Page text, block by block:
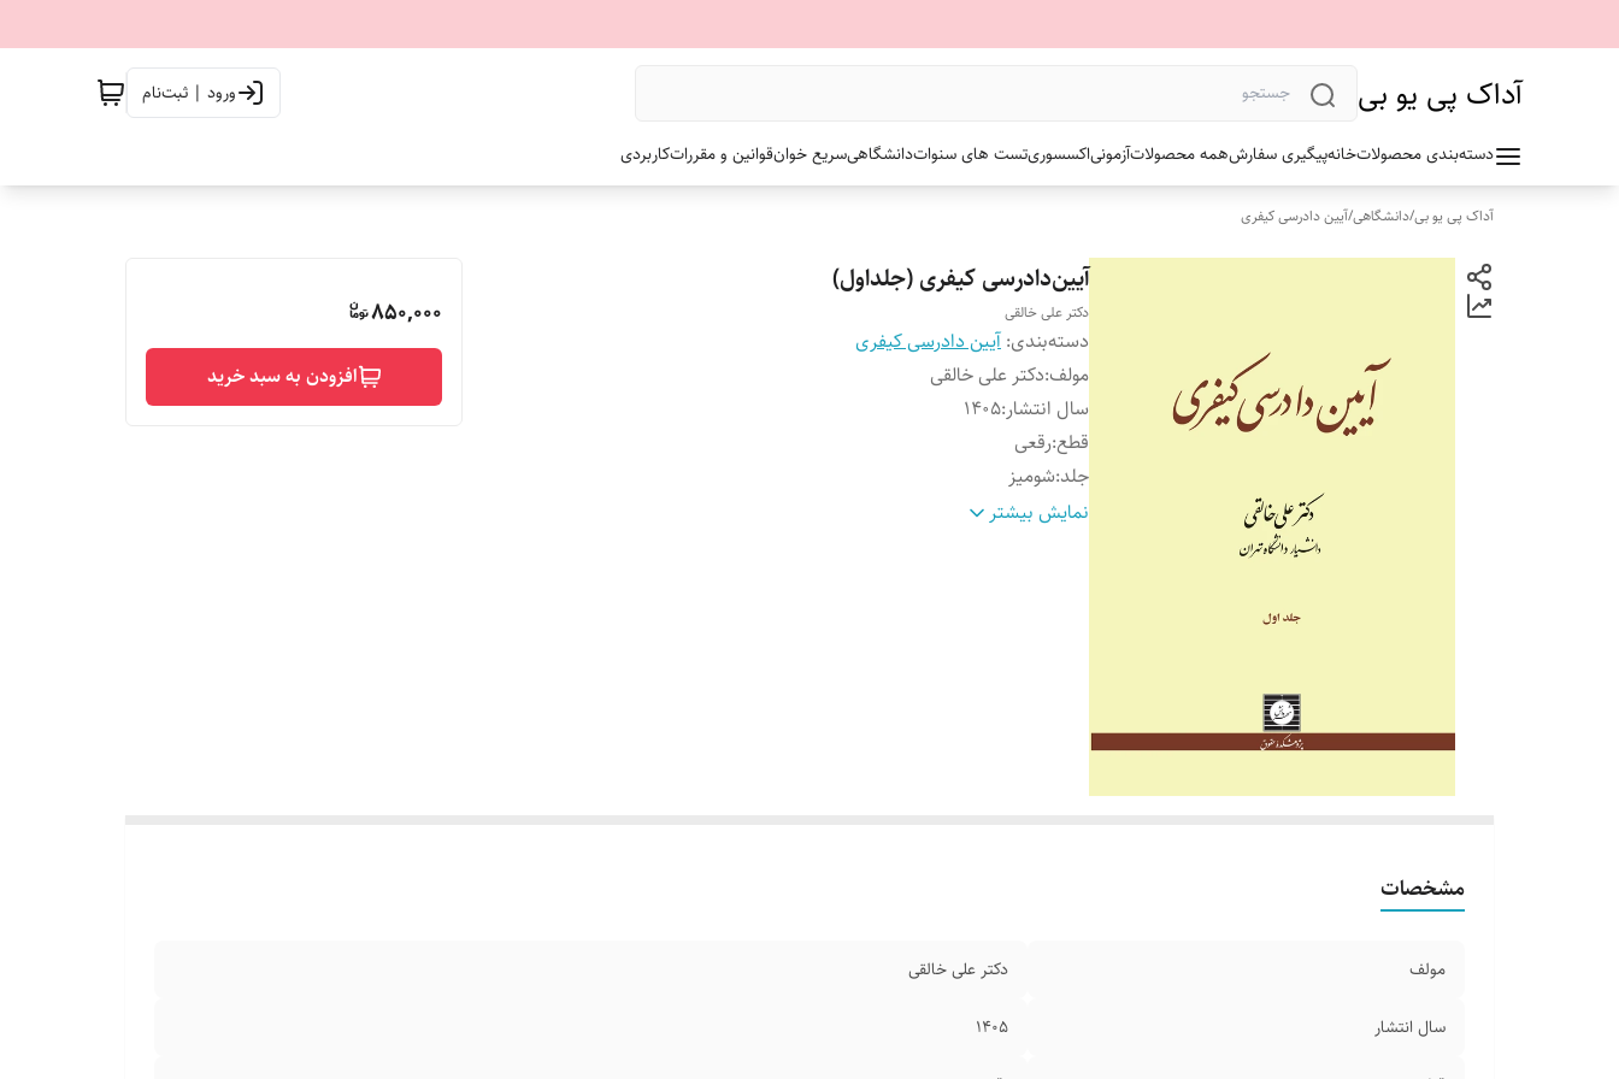
آداک پی یو بی ورود | ثبت‌نام
دسته‌بندی محصولاتخانهپیگیری سفارشهمه محصولاتآزمونیاکسسوریتست های سنواتدانشگاهیسریع خوانقوانین و مقرراتکاربردی
آداک پی یو بی/دانشگاهی/آیین دادرسی کیفری
آیین‌دادرسی کیفری (جلد‌اول)
دکتر علی خالقی
دسته‌بندی: آیین دادرسی کیفری
مولف:دکتر علی خالقی
سال انتشار:۱۴۰۵
قطع:رقعی
جلد:شومیز
تعداد صفحات :۳۵۴ نمایش بیشتر
850,000
افزودن به سبد خرید
مشخصات
مولف دکتر علی خالقی
سال انتشار ۱۴۰۵